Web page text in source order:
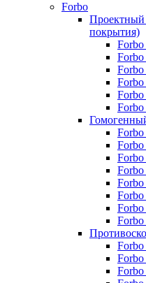
Forbo
покрытия)
Forbo
Forbo
Forbo
Forbo
Forbo
Forbo
Forbo
Forbo
Forbo
Forbo
Forbo
Forbo
Forbo
Forbo
Forbo
Forbo
Forbo